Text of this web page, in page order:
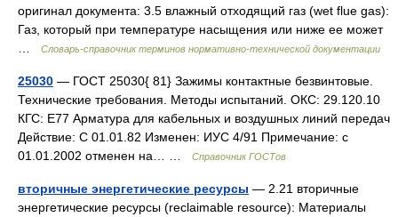
оригинал документа: 3.5 влажный отходящий газ (wet flue gas):
Газ, который при температуре насыщения или ниже ее может
Словарь-справочник терминов нормативно-технической документации
25030 — ГОСТ 25030{ 81} Зажимы контактные безвинтовые.
Технические требования. Методы испытаний. ОКС: 29.120.10
КГС: Е77 Арматура для кабельных и воздушных линий передач
Действие: С 01.01.82 Изменен: ИУС 4/91 Примечание: с
01.01.2002 отменен на… …
Справочник ГОСТов
вторичные энергетические ресурсы — 2.21 вторичные
энергетические ресурсы (reclaimable resource): Материалы